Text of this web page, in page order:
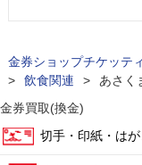
金券ショップチケッ
>
飲食関連 >
あさく
金券買取(換金)
切手・印紙・は